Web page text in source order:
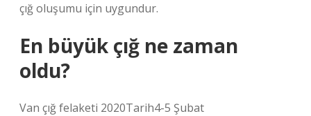
çığ oluşumu için uygundur.
En büyük çığ ne zaman
oldu?
Van çığ felaketi 2020Tarih4-5 Şubat